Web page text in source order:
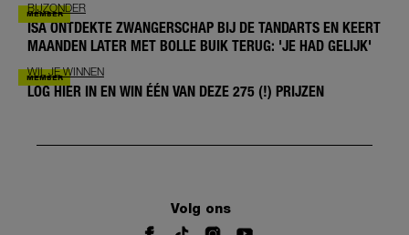
BIJZONDER
ISA ONTDEKTE ZWANGERSCHAP BIJ DE TANDARTS EN KEERT
MAANDEN LATER MET BOLLE BUIK TERUG: 'JE HAD GELIJK'
WIL JE WINNEN
LOG HIER IN EN WIN ÉÉN VAN DEZE 275 (!) PRIJZEN
Volg ons